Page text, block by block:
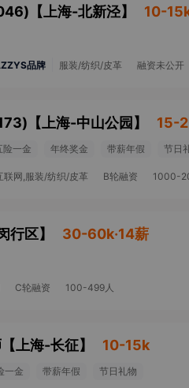
【 上海-北新泾】 10-
品牌 服装/纺织/皮革 融资未公开
【 上海-中山公园 】 15-
险一金 年终奖金 带薪年假 节日
联网,服装/纺织/皮革 B轮融资 1000-
行区】 30-60k·14薪
C轮融资 100-499人
【 上海-长征】 10-15k
一金 带薪年假 节日礼物